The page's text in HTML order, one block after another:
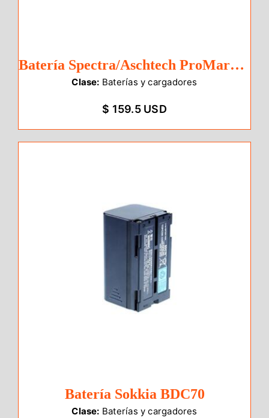
Batería Spectra/Aschtech ProMark 100/20
Clase: Baterías y cargadores
$ 159.5 USD
Batería Sokkia BDC70
Clase: Baterías y cargadores